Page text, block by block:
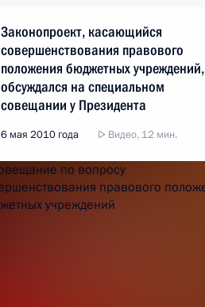
Законопроект, касающийся
совершенствования правового
положения бюджетных учреждений,
обсуждался на специальном
совещании у Президента
6 мая 2010 года Видео, 12 мин.